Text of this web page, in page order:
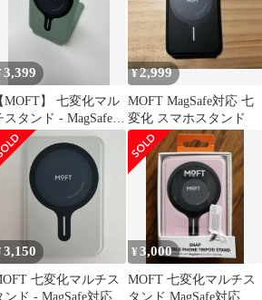
16/15/14/13/12シリー
対応 MOVAS?耐久素
薄型・軽量・折りた
み式・持ち運び便利
角度調整・三脚兼
・強力なMae
使用 送料無料
3,399
MOFT】 七変化マル
スタンド - MagSafe対
スモークターコイズ
¥2,999
MOFT MagSafe対応 七
変化 スマホスタンド
3,150
七変化マルチス
ンド - MagSafe対応
¥3,000
MOFT 七変化マルチス
タンド MagSafe対応